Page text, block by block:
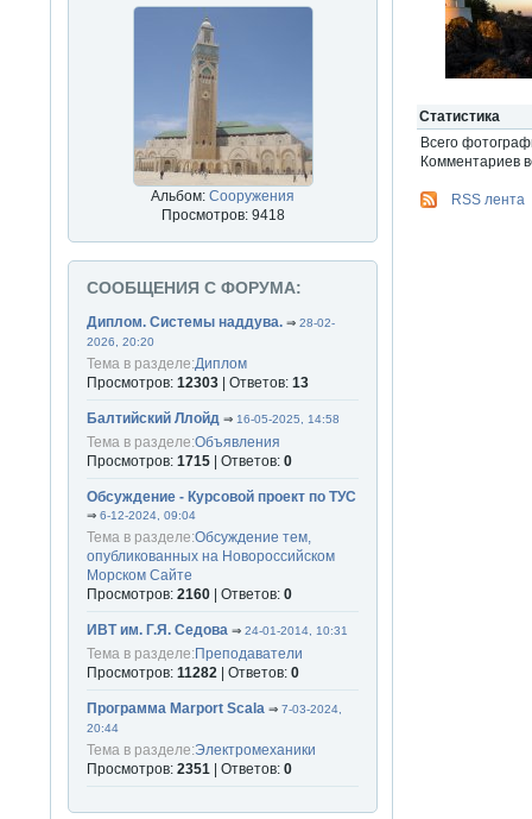
Статистика
Всего
Комментариев
RSS лента
Альбом:Сооружения
Просмотров: 9418
СООБЩЕНИЯ С ФОРУМА:
Диплом. Системы наддува. ⇒28-02-
2026, 20:20
Тема в разделе:Диплом
Просмотров:12303 | Ответов:13
Балтийский Ллойд ⇒16-05-2025, 14:58
Тема в разделе:Объявления
Просмотров:1715 | Ответов:0
Обсуждение - Курсовой проект по ТУС
⇒6-12-2024, 09:04
Тема в разделе:Обсуждение тем,
опубликованных на Новороссийском
Морском Сайте
Просмотров:2160 | Ответов:0
ИВТ им. Г.Я. Седова ⇒24-01-2014, 10:31
Тема в разделе:Преподаватели
Просмотров:11282 | Ответов:0
Программа Marport Scala ⇒7-03-2024,
20:44
Тема в разделе:Электромеханики
Просмотров:2351 | Ответов:0